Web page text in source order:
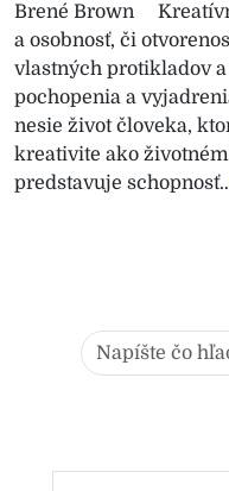
Brené Brown
a osobnosť, či
vlastných protikladov
pochopenia a
nesie život človeka,
kreativite ako
predstavuje
Hľadať: